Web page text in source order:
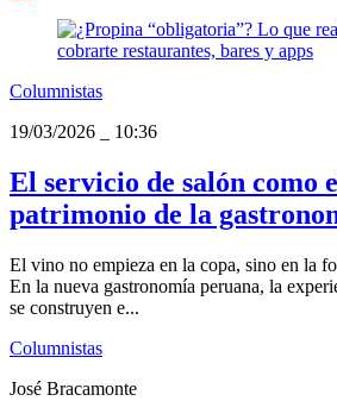
Columnistas
19/03/2026
10:36
El servicio de salón como
patrimonio de la
El vino no empieza en la copa, sino en la
En la nueva gastronomía peruana, la
se construyen e...
Columnistas
José Bracamonte